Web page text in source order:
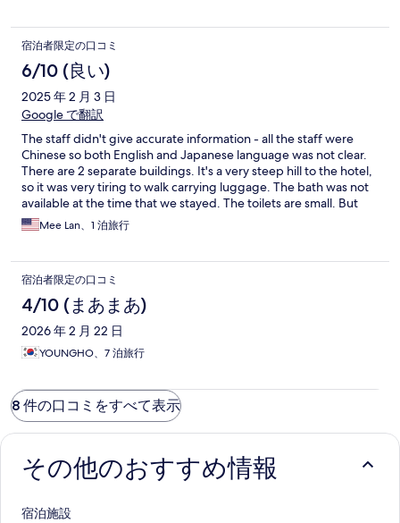
宿泊者限定の口コミ
6/10 (良い)
2025 年 2 月 3 日
Google で翻訳
The staff didn't give accurate information - all the staff were
Chinese so both English and Japanese language was not clear.
There are 2 separate buildings. It's a very steep hill to the hotel,
so it was very tiring to walk carrying luggage. The bath was not
available at the time that we stayed. The toilets are small. But
the room was clean, comfortable, and warm. The showers were
also hot, but the water pressure was a bit weak. There are
Mee Lan、1 泊旅行
宿泊者限定の口コミ
4/10 (まあまあ)
2026 年 2 月 22 日
YOUNGHO、7 泊旅行
8 件の口コミをすべて表示
その他のおすすめ情報
宿泊施設